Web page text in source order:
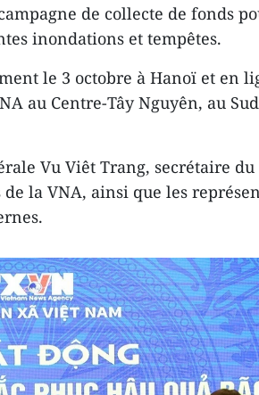
de collecte de fonds
inondations et tempêtes.
le 3 octobre à Hanoï et en
au Centre-Tây Nguyên, au
Vu Viêt Trang, secrétaire du
la VNA, ainsi que les